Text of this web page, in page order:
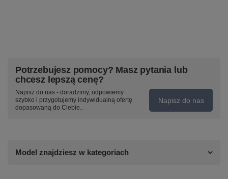
Potrzebujesz pomocy? Masz pytania lub
chcesz lepszą cenę?
Napisz do nas - doradzimy, odpowiemy
szybko i przygotujemy indywidualną ofertę
dopasowaną do Ciebie..
Napisz do nas
Model znajdziesz w kategoriach